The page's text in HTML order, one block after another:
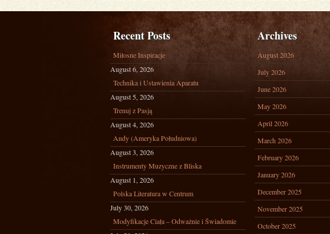
Recent Posts
Miłosne Inspiracje
August 6, 2026
Technika i Ustawienia Aparatu
August 5, 2026
Trenuj z Pasją
August 4, 2026
Andy (Ameryka Południowa)
August 3, 2026
Instrumenty Muzyczne z Bliska
August 1, 2026
Polska Literatura w Centrum
July 30, 2026
Modyfikacje Ciała – Odważnie i Świadomie
Archives
August 2026
July 2026
June 2026
May 2026
April 2026
March 2026
February 2026
January 2026
December 2025
November 2025
October 2025